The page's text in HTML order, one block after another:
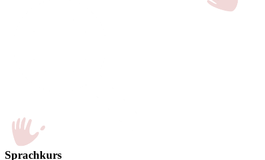
Sprachkurs